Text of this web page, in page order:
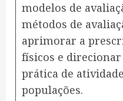
modelos de
métodos de
aprimorar a
físicos e
prática de
populações.